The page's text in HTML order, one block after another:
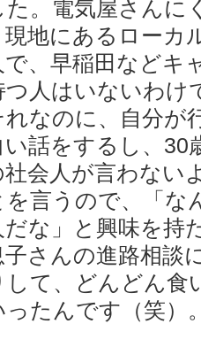
た。電気屋さんに
現地にあるローカ
で、早稲田などキ
つ人はいないわけ
れなのに、自分が
い話をするし、30
社会人が言わない
を言うので、「な
だな」と興味を持
子さんの進路相談
して、どんどん食
ったんです（笑）